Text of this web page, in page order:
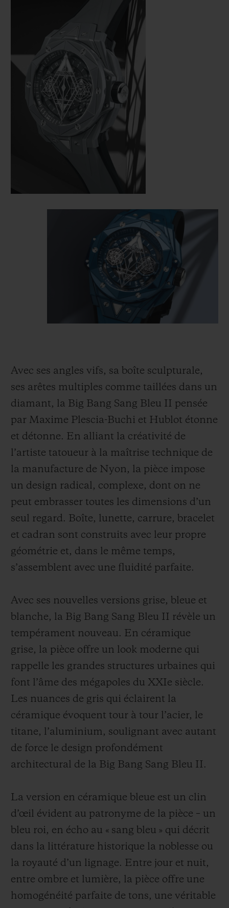
Avec ses angles vifs, sa boîte sculpturale,
ses arêtes multiples comme taillées dans un
diamant, la Big Bang Sang Bleu II pensée
par Maxime Plescia-Buchi et Hublot étonne
et détonne. En alliant la créativité de
l’artiste tatoueur à la maîtrise technique de
la manufacture de Nyon, la pièce impose
un design radical, complexe, dont on ne
peut embrasser toutes les dimensions d’un
seul regard. Boîte, lunette, carrure, bracelet
et cadran sont construits avec leur propre
géométrie et, dans le même temps,
s’assemblent avec une fluidité parfaite.
Avec ses nouvelles versions grise, bleue et
blanche, la Big Bang Sang Bleu II révèle un
tempérament nouveau. En céramique
grise, la pièce offre un look moderne qui
rappelle les grandes structures urbaines qui
font l’âme des mégapoles du XXIe siècle.
Les nuances de gris qui éclairent la
céramique évoquent tour à tour l’acier, le
titane, l’aluminium, soulignant avec autant
de force le design profondément
architectural de la Big Bang Sang Bleu II.
La version en céramique bleue est un clin
d’œil évident au patronyme de la pièce – un
bleu roi, en écho au « sang bleu » qui décrit
dans la littérature historique la noblesse ou
la royauté d’un lignage. Entre jour et nuit,
entre ombre et lumière, la pièce offre une
homogénéité parfaite de tons, une véritable